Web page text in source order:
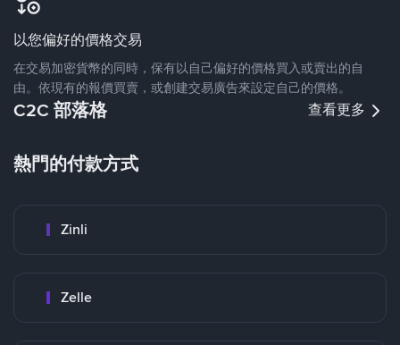
以您偏好的價格交易
在交易加密貨幣的同時，保有以自己偏好的價格買入或賣出的自
由。依現有的報價買賣，或創建交易廣告來設定自己的價格。
C2C 部落格 查看更多
熱門的付款方式
Zinli
Zelle